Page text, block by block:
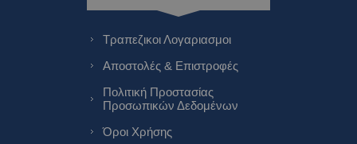
Τραπεζικοι Λογαριασμοι
Αποστολές & Επιστροφές
Πολιτική Προστασίας
Προσωπικών Δεδομένων
Όροι Χρήσης